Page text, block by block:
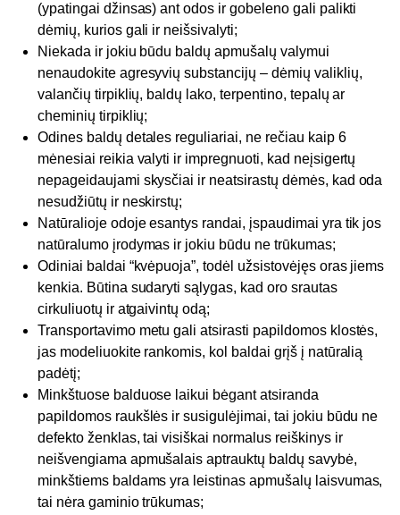
(ypatingai džinsas) ant odos ir gobeleno gali palikti
dėmių, kurios gali ir neišsivalyti;
Niekada ir jokiu būdu baldų apmušalų valymui
nenaudokite agresyvių substancijų – dėmių valiklių,
valančių tirpiklių, baldų lako, terpentino, tepalų ar
cheminių tirpiklių;
Odines baldų detales reguliariai, ne rečiau kaip 6
mėnesiai reikia valyti ir impregnuoti, kad neįsigertų
nepageidaujami skysčiai ir neatsirastų dėmės, kad oda
nesudžiūtų ir neskirstų;
Natūralioje odoje esantys randai, įspaudimai yra tik jos
natūralumo įrodymas ir jokiu būdu ne trūkumas;
Odiniai baldai “kvėpuoja”, todėl užsistovėjęs oras jiems
kenkia. Būtina sudaryti sąlygas, kad oro srautas
cirkuliuotų ir atgaivintų odą;
Transportavimo metu gali atsirasti papildomos klostės,
jas modeliuokite rankomis, kol baldai grįš į natūralią
padėtį;
Minkštuose balduose laikui bėgant atsiranda
papildomos raukšlės ir susigulėjimai, tai jokiu būdu ne
defekto ženklas, tai visiškai normalus reiškinys ir
neišvengiama apmušalais aptrauktų baldų savybė,
minkštiems baldams yra leistinas apmušalų laisvumas,
tai nėra gaminio trūkumas;